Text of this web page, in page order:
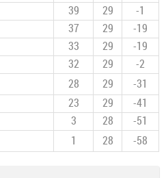
39 29
-1
37 29
-19
33 29
-19
32 29
-2
28 29
-31
23 29
-41
3 28
-51
1 28 -58